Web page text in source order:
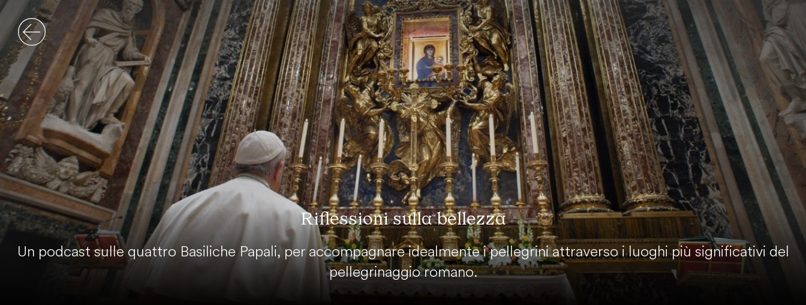
Riflessioni sulla bellezza
Un podcast sulle quattro Basiliche Papali, per accompagnare idealmente i pellegrini attraverso i luoghi più significativi del
pellegrinaggio romano.